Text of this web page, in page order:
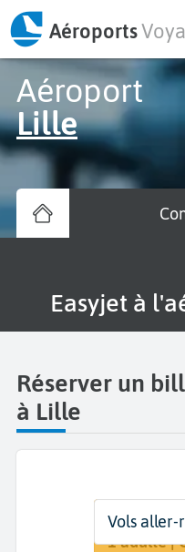
Aéroports
Aéroport
Lille
Easyjet à
Réserver un
à Lille
Départ
Lille (LIL)
Dates
Dates de
Voyageurs |
1 adulte |
Vols aller-